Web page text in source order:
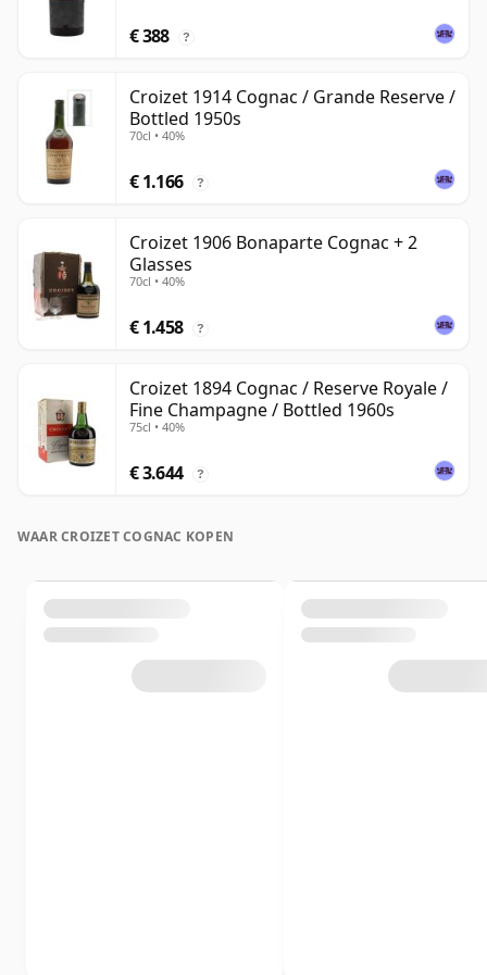
€ 388 ?
Croizet 1914 Cognac / Grande Reserve /
Bottled 1950s
70cl • 40%
€ 1.166 ?
Croizet 1906 Bonaparte Cognac + 2
Glasses
70cl • 40%
€ 1.458 ?
Croizet 1894 Cognac / Reserve Royale /
Fine Champagne / Bottled 1960s
75cl • 40%
€ 3.644 ?
WAAR CROIZET COGNAC KOPEN